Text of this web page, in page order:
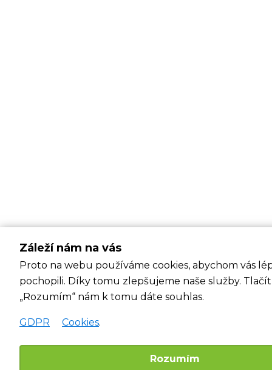
Záleží nám na vás
Proto na webu používáme cookies, abychom vás
pochopili. Díky tomu zlepšujeme naše služby.
„Rozumím“ nám k tomu dáte souhlas.
GDPR Cookies.
Rozumím